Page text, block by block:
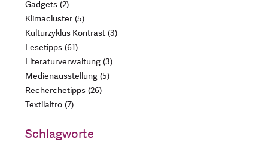
Gadgets 2
Klimacluster 5
Kulturzyklus Kontrast 3
Lesetipps 61
Literaturverwaltung 3
Medienausstellung 5
Recherchetipps 26
Textilaltro 7
Schlagworte